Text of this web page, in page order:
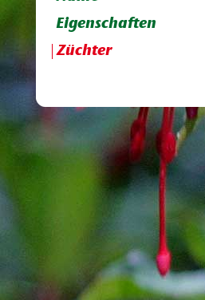
Eigenschaften
Züchter